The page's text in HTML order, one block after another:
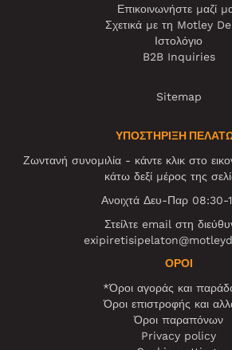
Επικοινωνήστε μαζί
Σχετικά με τη Motley
Ιστολόγιο
B2B Inquiries
Sitemap
ΥΠΟΣΤΗΡΙΞΗ
Ζωντανή συνομιλία - κάντε κλικ στο
κάτω δεξί μέρος της
Ανοιχτά Δευ-Παρ 08:30-
Στείλτε email στη
ΌΡΟΙ
*Όροι αγοράς και
Όροι επιστροφής και
Όροι παραπόνων
Privacy policy